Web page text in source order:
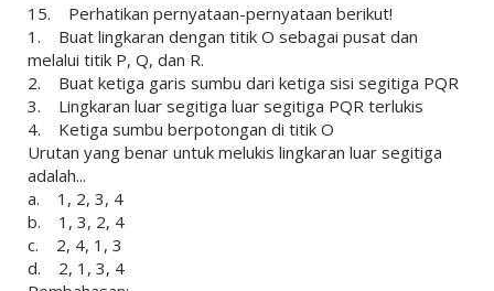
15. Perhatikan pernyataan-pernyataan berikut!
1. Buat lingkaran dengan titik O sebagai pusat dan
melalui titik P, Q, dan R.
2. Buat ketiga garis sumbu dari ketiga sisi segitiga PQR
3. Lingkaran luar segitiga luar segitiga PQR terlukis
4. Ketiga sumbu berpotongan di titik O
Urutan yang benar untuk melukis lingkaran luar segitiga
adalah...
a. 1, 2, 3, 4
b. 1, 3, 2, 4
c. 2, 4, 1, 3
d. 2, 1, 3, 4